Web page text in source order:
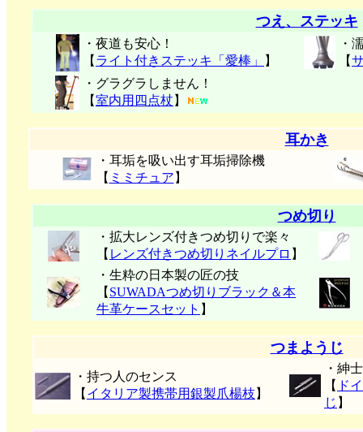
つえ、ステッキ
・夜道も安心！
【 ライト付きステッキ「愛棒」 】
・
【
・グラグラしません！
【室内用四点杖 】
耳かき
・耳垢を吸い出す耳垢掃除機
【 ミミチュア 】
つめ切り
・拡大レンズ付きつめ切りで楽々
【 レンズ付きつめ切りネイルプロ 】
・生粋の日本製の匠の技
【 SUWADAつめ切りブラック＆本
牛革ケースセット 】
つまようじ
・持つ人のセンス
【 イタリア製携帯用銀製爪楊枝 】
・紳
【 ド
じ 】